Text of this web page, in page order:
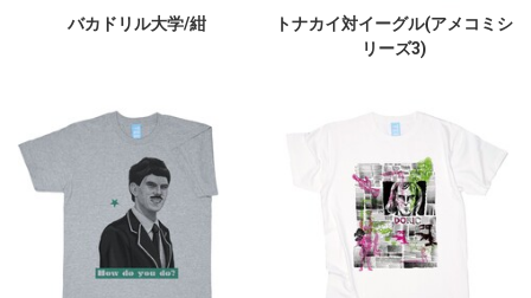
バカドリル大学/紺
トナカイ対イーグル(アメコミシ
リーズ3)